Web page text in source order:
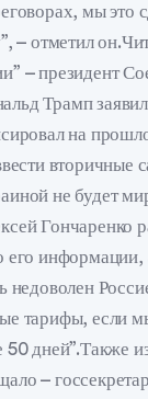
мы это
– отметил
– президент
Трамп заявил
на
вторичные
не будет
Гончаренко
его информации,
недоволен
тарифы, если
50 дней”.Также
–